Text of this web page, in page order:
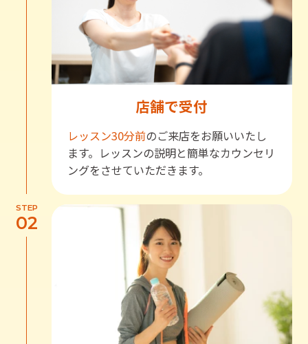
店舗で受付
レッスン30分前のご来店をお願いいたし
ます。レッスンの説明と簡単なカウンセリ
ングをさせていただきます。
STEP
02